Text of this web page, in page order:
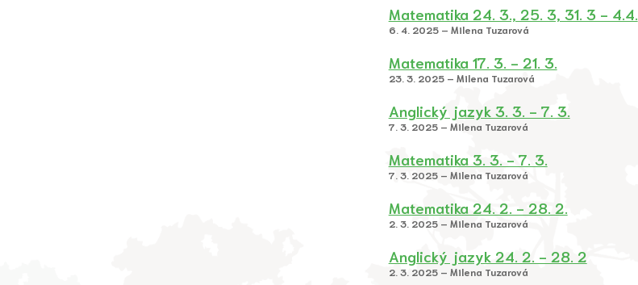
Matematika 24. 3., 25. 3, 31. 3 - 4.4.
6. 4. 2025 – Milena Tuzarová
Matematika 17. 3. - 21. 3.
23. 3. 2025 – Milena Tuzarová
Anglický jazyk 3. 3. - 7. 3.
7. 3. 2025 – Milena Tuzarová
Matematika 3. 3. - 7. 3.
7. 3. 2025 – Milena Tuzarová
Matematika 24. 2. - 28. 2.
2. 3. 2025 – Milena Tuzarová
Anglický jazyk 24. 2. - 28. 2
2. 3. 2025 – Milena Tuzarová